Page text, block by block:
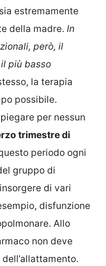
estremamente
della madre. In
però, il
più basso
la terapia
possibile.
per nessun
trimestre di
periodo ogni
gruppo di
di vari
disfunzione
Allo
non deve